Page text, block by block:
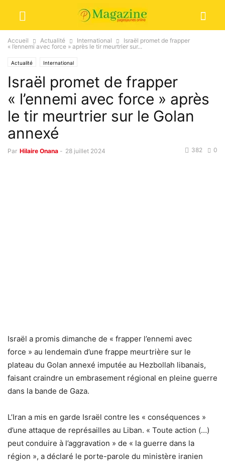
Accueil Actualité International
Israël promet de frapper
« l’ennemi avec force » après le tir meurtrier sur...
Actualité International
Israël promet de frapper
« l’ennemi avec force » après
le tir meurtrier sur le Golan
annexé
Par Hilaire Onana - 28 juillet 2024 0
382
Israël a promis dimanche de « frapper l’ennemi avec
force » au lendemain d’une frappe meurtrière sur le
plateau du Golan annexé imputée au Hezbollah libanais,
faisant craindre un embrasement régional en pleine guerre
dans la bande de Gaza.
L’Iran a mis en garde Israël contre les « conséquences »
d’une attaque de représailles au Liban. « Toute action (…)
peut conduire à l’aggravation » de « la guerre dans la
région », a déclaré le porte-parole du ministère iranien